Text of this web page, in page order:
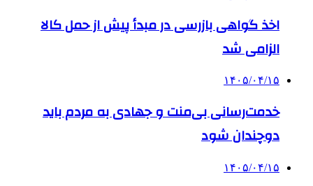
اخذ گواهی بازرسی در مبدأ پیش از حمل کالا
الزامی شد
۱۴۰۵/۰۴/۱۵
خدمت‌رسانی بی‌منت و جهادی به مردم باید
دوچندان شود
۱۴۰۵/۰۴/۱۵